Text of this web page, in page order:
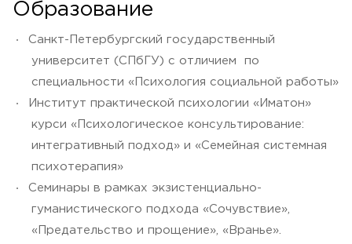
Образование
Санкт-Петербургский государственный
университет (СПбГУ) с отличием по
специальности «Психология социальной работы»
Институт практической психологии «Иматон»
курси «Психологическое консультирование:
интегративный подход» и «Семейная системная
психотерапия»
Семинары в рамках экзистенциально-
гуманистического подхода «Сочувствие»,
«Предательство и прощение», «Вранье».